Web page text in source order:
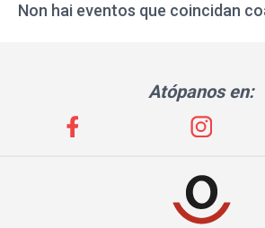
Non hai eventos que coincidan
Atópanos en: